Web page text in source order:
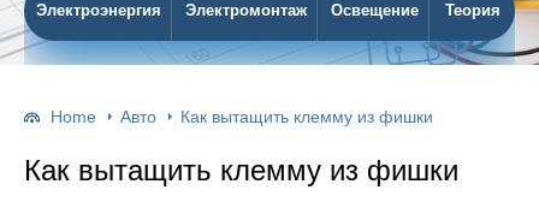
Электроэнергия Электромонтаж Освещение Теория
Home Авто Как вытащить клемму из фишки
Как вытащить клемму из фишки